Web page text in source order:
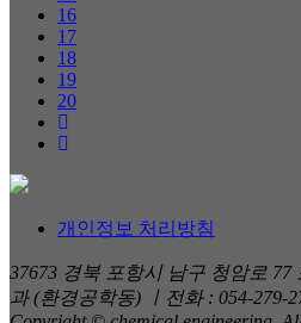
16
17
18
19
20
개인정보 처리방침
37673 경북 포항시 남구 청암로
과 (환경공학동) ㅣ전화 : 054-279-